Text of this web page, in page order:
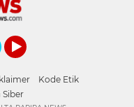
Kode Etik
Siber